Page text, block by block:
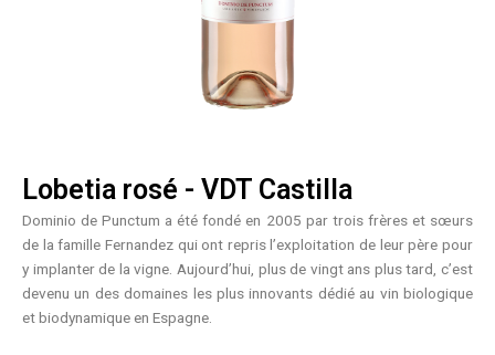
Lobetia rosé - VDT Castilla
Dominio de Punctum a été fondé en 2005 par trois frères et sœurs
de la famille Fernandez qui ont repris l’exploitation de leur père pour
y implanter de la vigne. Aujourd’hui, plus de vingt ans plus tard, c’est
devenu un des domaines les plus innovants dédié au vin biologique
et biodynamique en Espagne.